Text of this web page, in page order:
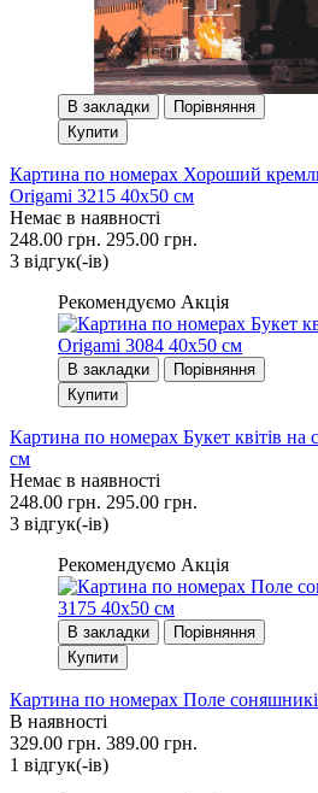
В закладки
Порівняння
Купити
Картина по номерах Хороший
Origami 3215 40x50 см
Немає в наявності
248.00 грн. 295.00 грн.
3 вiдгук(-iв)
Рекомендуємо Акція
В закладки
Порівняння
Купити
Картина по номерах Букет квітів на
см
Немає в наявності
248.00 грн. 295.00 грн.
3 вiдгук(-iв)
Рекомендуємо Акція
В закладки
Порівняння
Купити
Картина по номерах Поле
В наявності
329.00 грн. 389.00 грн.
1 вiдгук(-iв)